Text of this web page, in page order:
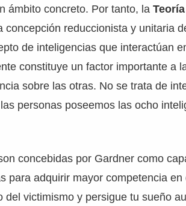
ámbito concreto. Por tanto, la
concepción reduccionista y unitaria
de inteligencias que interactúan
constituye un factor importante a
sobre las otras. No se trata de
personas poseemos las ocho
concebidas por Gardner como
para adquirir mayor competencia
del victimismo y persigue tu sueño